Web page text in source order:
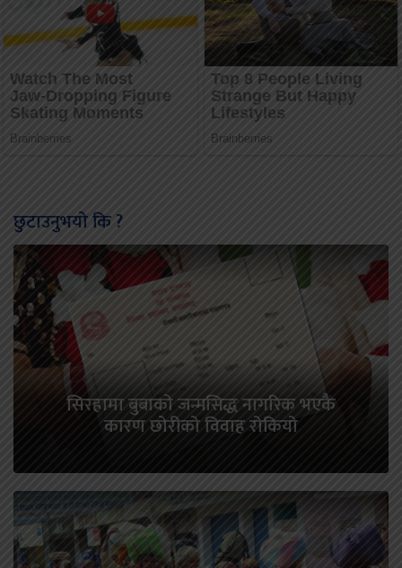
छुटाउनुभयो कि ?
सिरहामा बुबाको जन्मसिद्ध नागरिक भएकै
कारण छोरीको विवाह रोकियो